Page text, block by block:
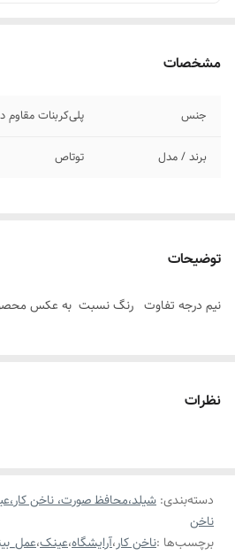
مشخصات
جنس پلی‌کربنات
برند / مدل توتاص
توضیحات
نیم درجه تفاوت رنگ نسبت به عکس
نظرات
دسته‌بندی: شیلد،محافظ صورت، ناخن
ناخن
برچسب‌ها :ناخن کار،آرایشگاه،عینک،